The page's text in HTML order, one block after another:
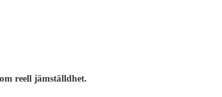
reell jämställdhet.